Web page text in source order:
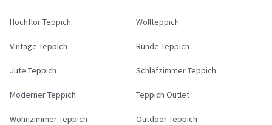
Hochflor Teppich Wollteppich
Vintage Teppich Runde Teppich
Jute Teppich Schlafzimmer Teppich
Moderner Teppich Teppich Outlet
Wohnzimmer Teppich Outdoor Teppich